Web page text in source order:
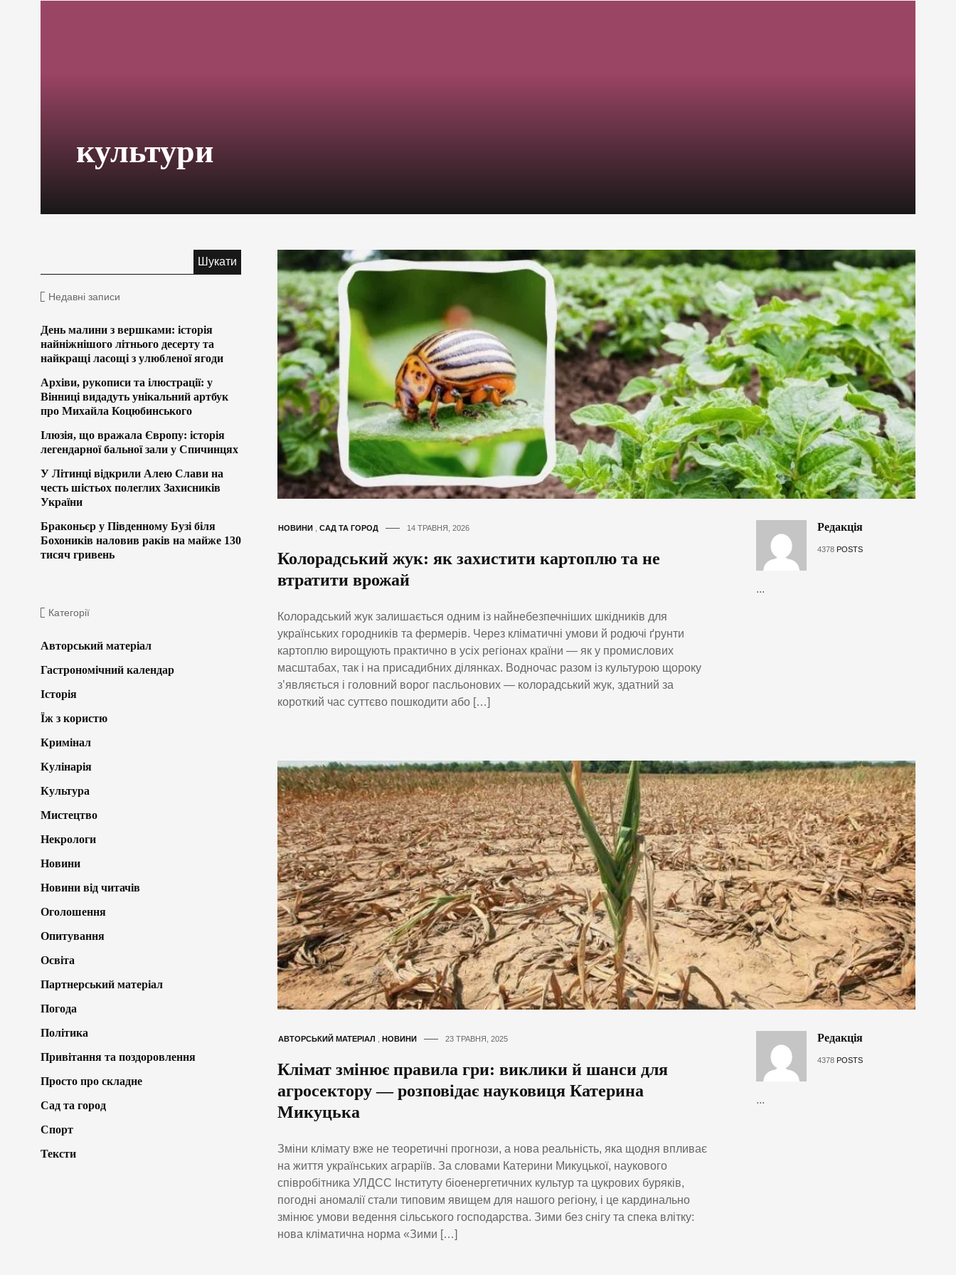
культури
НОВИНИ, САД ТА ГОРОД 14 ТРАВНЯ, 2026
Колорадський жук: як захистити картоплю та не
втратити врожай
Колорадський жук залишається одним із найнебезпечніших шкідників для
українських городників та фермерів. Через кліматичні умови й родючі ґрунти
картоплю вирощують практично в усіх регіонах країни — як у промислових
масштабах, так і на присадибних ділянках. Водночас разом із культурою щороку
з’являється і головний ворог пасльонових — колорадський жук, здатний за
короткий час суттєво пошкодити або […]
Редакція
4378 POSTS
...
АВТОРСЬКИЙ МАТЕРІАЛ НОВИНИ 23 ТРАВНЯ, 2025
Клімат змінює правила гри: виклики й шанси для
агросектору — розповідає науковиця Катерина
Микуцька
Зміни клімату вже не теоретичні прогнози, а нова реальність, яка щодня впливає
на життя українських аграріїв. За словами Катерини Микуцької, наукового
співробітника УЛДСС Інституту біоенергетичних культур та цукрових буряків,
погодні аномалії стали типовим явищем для нашого регіону, і це кардинально
змінює умови ведення сільського господарства. Зими без снігу та спека влітку:
нова кліматична норма «Зими […]
Редакція
4378 POSTS
...
Недавні записи
День малини з вершками: історія
найніжнішого літнього десерту та
найкращі ласощі з улюбленої ягоди
Архіви, рукописи та ілюстрації: у
Вінниці видадуть унікальний артбук
про Михайла Коцюбинського
Ілюзія, що вражала Європу: історія
легендарної бальної зали у Спичинцях
У Літинці відкрили Алею Слави на
честь шістьох полеглих Захисників
України
Браконьєр у Південному Бузі біля
Бохоників наловив раків на майже 130
тисяч гривень
Категорії
Авторський матеріал
Гастрономічний календар
Історія
Їж з користю
Кримінал
Кулінарія
Культура
Мистецтво
Некрологи
Новини
Новини від читачів
Оголошення
Опитування
Освіта
Партнерський матеріал
Погода
Політика
Привітання та поздоровлення
Просто про складне
Сад та город
Спорт
Тексти